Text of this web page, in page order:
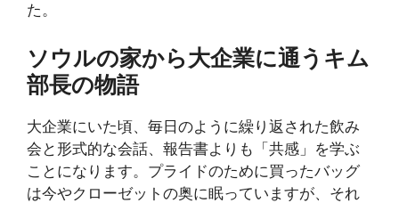
た。
ソウルの家から大企業に通うキム
部長の物語
大企業にいた頃、毎日のように繰り返された飲み
会と形式的な会話、報告書よりも「共感」を学ぶ
ことになります。プライドのために買ったバッグ
は今やクローゼットの奥に眠っていますが、それ